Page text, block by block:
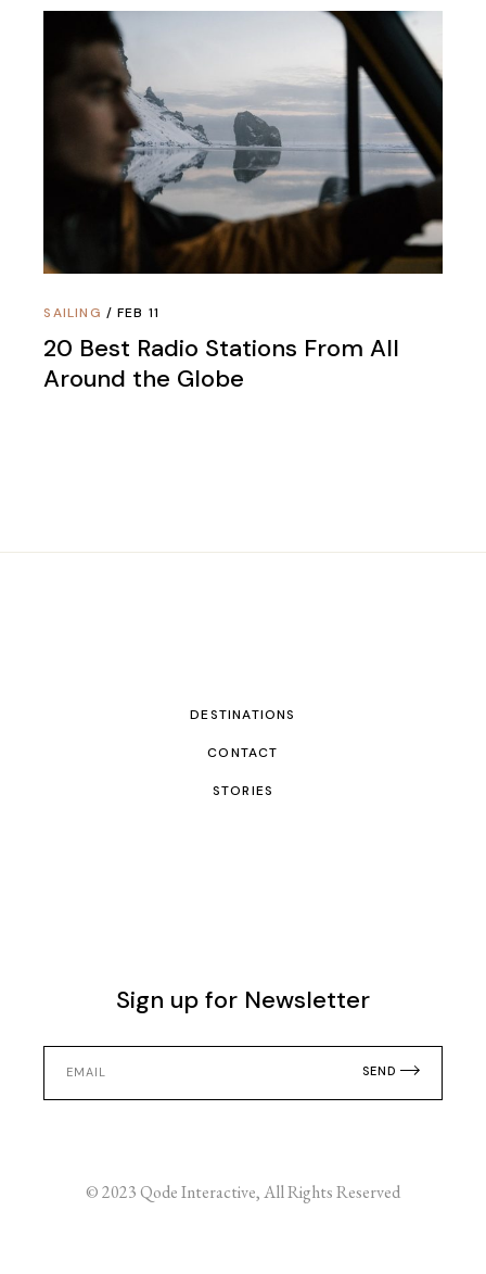
SAILING FEB 11
20 Best Radio Stations From All
Around the Globe
DESTINATIONS
CONTACT
STORIES
Sign up for Newsletter
SEND
© 2023Qode Interactive, All Rights Reserved